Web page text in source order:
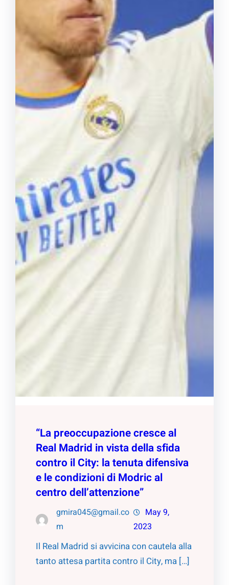
“La preoccupazione cresce al
Real Madrid in vista della sfida
contro il City: la tenuta difensiva
e le condizioni di Modric al
centro dell’attenzione”
gmira045@gmail.co
m
May 9,
2023
Il Real Madrid si avvicina con cautela alla
tanto attesa partita contro il City, ma […]